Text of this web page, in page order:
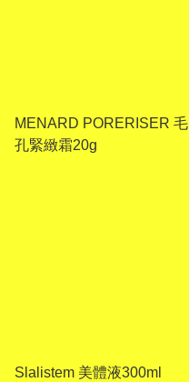
MENARD PORERISER 毛
孔緊緻霜20g
Slalistem 美體液300ml